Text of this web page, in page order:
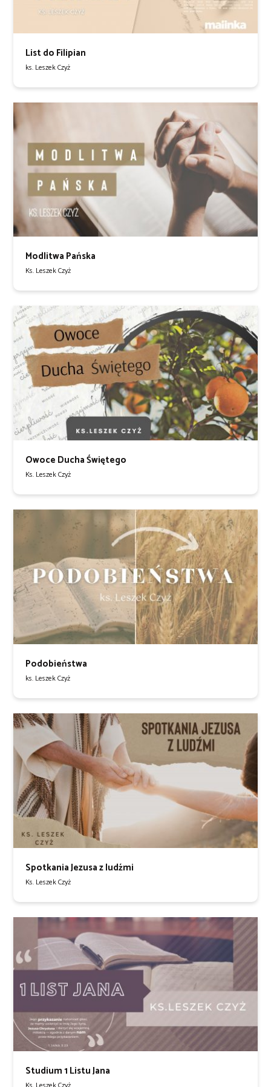
List do Filipian
ks. Leszek Czyż
Modlitwa Pańska
Ks. Leszek Czyż
Owoce Ducha Świętego
Ks. Leszek Czyż
Podobieństwa
ks. Leszek Czyż
Spotkania Jezusa z ludźmi
Ks. Leszek Czyż
Studium 1 Listu Jana